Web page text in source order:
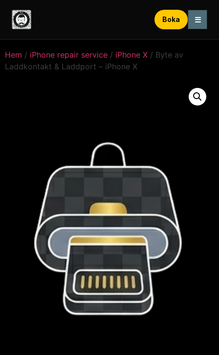
Boka ☰
Hem / iPhone repair service / iPhone X / Byte av
Laddkontakt & Laddport – iPhone X